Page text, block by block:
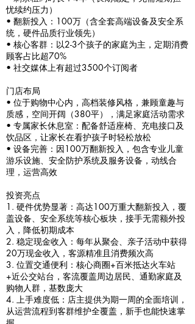
忧续约压力）
• 翻新投入：100万（含全套高端设备及安全系
统，硬件品质行业领先）
• 核心客群：以2-3个孩子的家庭为主，定期消费
顾客占比超70%
• 社交媒体上有超过3500个订阅者
门店布局
• 位于购物中心内，高档装修风格，兼顾童趣与
质感，空间开阔（380平），满足家庭活动需求
• 专属家长休息室：配备舒适座椅、充电接口及
饮品区，让家长在看护孩子时轻松放松
• 设备完善：因100万翻新投入，包含专业儿童
游乐设施、安全防护系统及服务设备，动线合
理，运营高效
投资亮点
1. 硬件优势显著：高达100万重大翻新投入，覆
盖设备、安全系统等核心板块，接手无需额外投
入，降低初期成本
2. 稳定现金收入：每年从聚会、亲子活动中获得
20万现金收入，客源精准且消费频次高
3. 位置交通便利：核心商圈+百米抵达火车站
+近公交站台，客流覆盖周边居民、通勤家庭及
购物人群，基数庞大
4. 上手难度低：店主提供为期一周的全面培训，
从运营流程到客群维护全覆盖，新手也能快速掌